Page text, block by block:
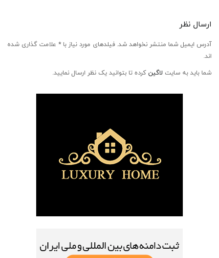
ارسال نظر
آدرس ایمیل شما منتشر نخواهد شد. فیلدهای مورد نیاز با * علامت گذاری شده
اند.
شما باید به سایت لاگین کرده تا بتوانید یک نظر ارسال نمایید.